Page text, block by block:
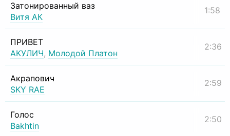
Затонированный ваз
Витя АК
1:58
ПРИВЕТ
АКУЛИЧ, Молодой Платон
2:36
Акрапович
SKY RAE
2:59
Голос
Bakhtin
2:50